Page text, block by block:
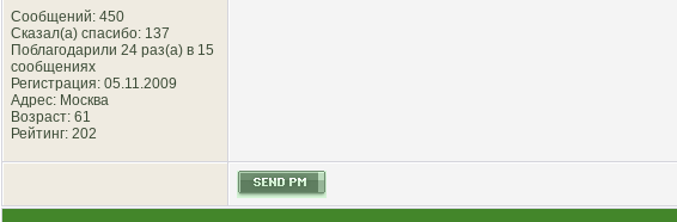
Сообщений: 450
Сказал(а) спасибо: 137
Поблагодарили 24 раз(а) в 15
сообщениях
Регистрация: 05.11.2009
Адрес: Москва
Возраст: 61
Рейтинг: 202